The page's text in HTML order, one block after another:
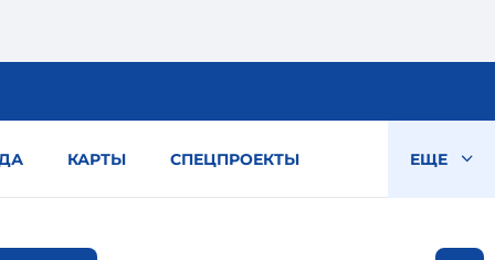
КАРТЫ СПЕЦПРОЕКТЫ ЕЩЕ